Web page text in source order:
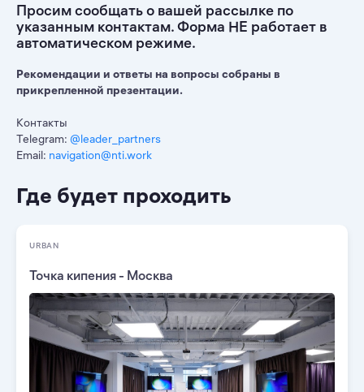
Просим сообщать о вашей рассылке по
указанным контактам. Форма НЕ работает в
автоматическом режиме.
Рекомендации и ответы на вопросы собраны в
прикрепленной презентации.
Контакты
Telegram: @leader_partners
Email: navigation@nti.work
Где будет проходить
URBAN
Точка кипения - Москва